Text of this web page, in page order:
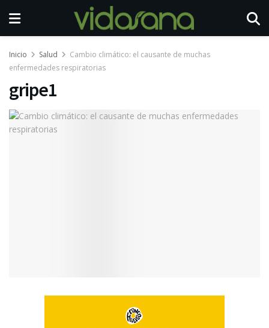
Inicio Salud
Cambio climático: el causante de muchas
enfermedades respiratorias
gripe1